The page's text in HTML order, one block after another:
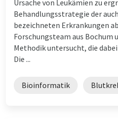
Ursache von Leukämien zu
Behandlungsstrategie der
bezeichneten Erkrankungen
Forschungsteam aus Bochum
Methodik untersucht, die
Die ...
Bioinformatik